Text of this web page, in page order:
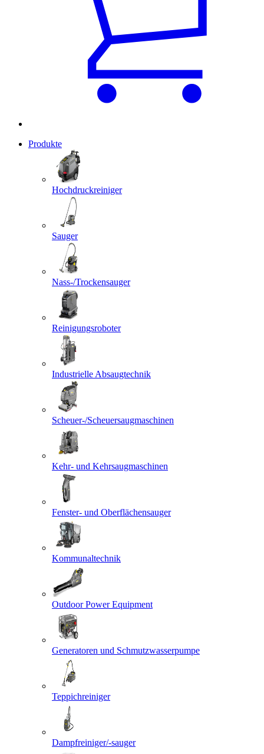
Produkte
Hochdruckreiniger
Sauger
Nass-/Trockensauger
Reinigungsroboter
Industrielle Absaugtechnik
Scheuer-/Scheuersaugmaschinen
Kehr- und Kehrsaugmaschinen
Fenster- und Oberflächensauger
Kommunaltechnik
Outdoor Power Equipment
Generatoren und Schmutzwasserpumpe
Teppichreiniger
Dampfreiniger/-sauger